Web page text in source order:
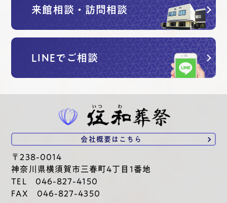
来館相談・訪問相談
LINEでご相談
会社概要は こちら
〒238-0014
神奈川県横須賀市三春町4丁目1番地
TEL 046-827-4150
FAX 046-827-4350